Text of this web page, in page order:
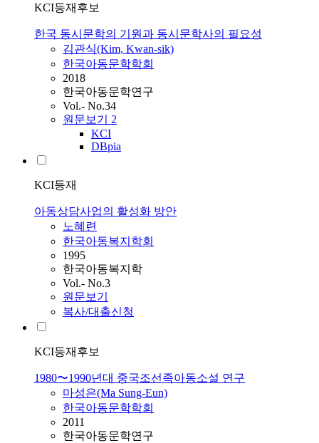
KCI등재후보
한국 동시문학의 기원과 동시문학사의 필요성
김관식(Kim, Kwan-sik)
한국아동문학학회
2018
한국아동문학연구
Vol.- No.34
원문보기 2
KCI
DBpia
KCI등재
아동상담사업의 활성화 방안
노혜련
한국아동복지학회
1995
한국아동복지학
Vol.- No.3
원문보기
복사/대출신청
KCI등재후보
1980〜1990년대 중국조선족아동소설 연구
마성은(Ma Sung-Eun)
한국아동문학학회
2011
한국아동문학연구